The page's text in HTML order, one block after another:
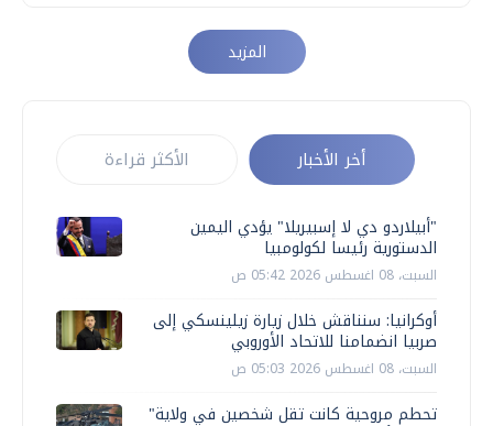
المزيد
أخر الأخبار الأكثر قراءة
"أبيلاردو دي لا إسبيريلا" يؤدي اليمين
الدستورية رئيسا لكولومبيا
السبت، 08 اغسطس 2026 05:42 ص
أوكرانيا: سنناقش خلال زيارة زيلينسكي إلى
صربيا انضمامنا للاتحاد الأوروبي
السبت، 08 اغسطس 2026 05:03 ص
تحطم مروحية كانت تقل شخصين في ولاية"